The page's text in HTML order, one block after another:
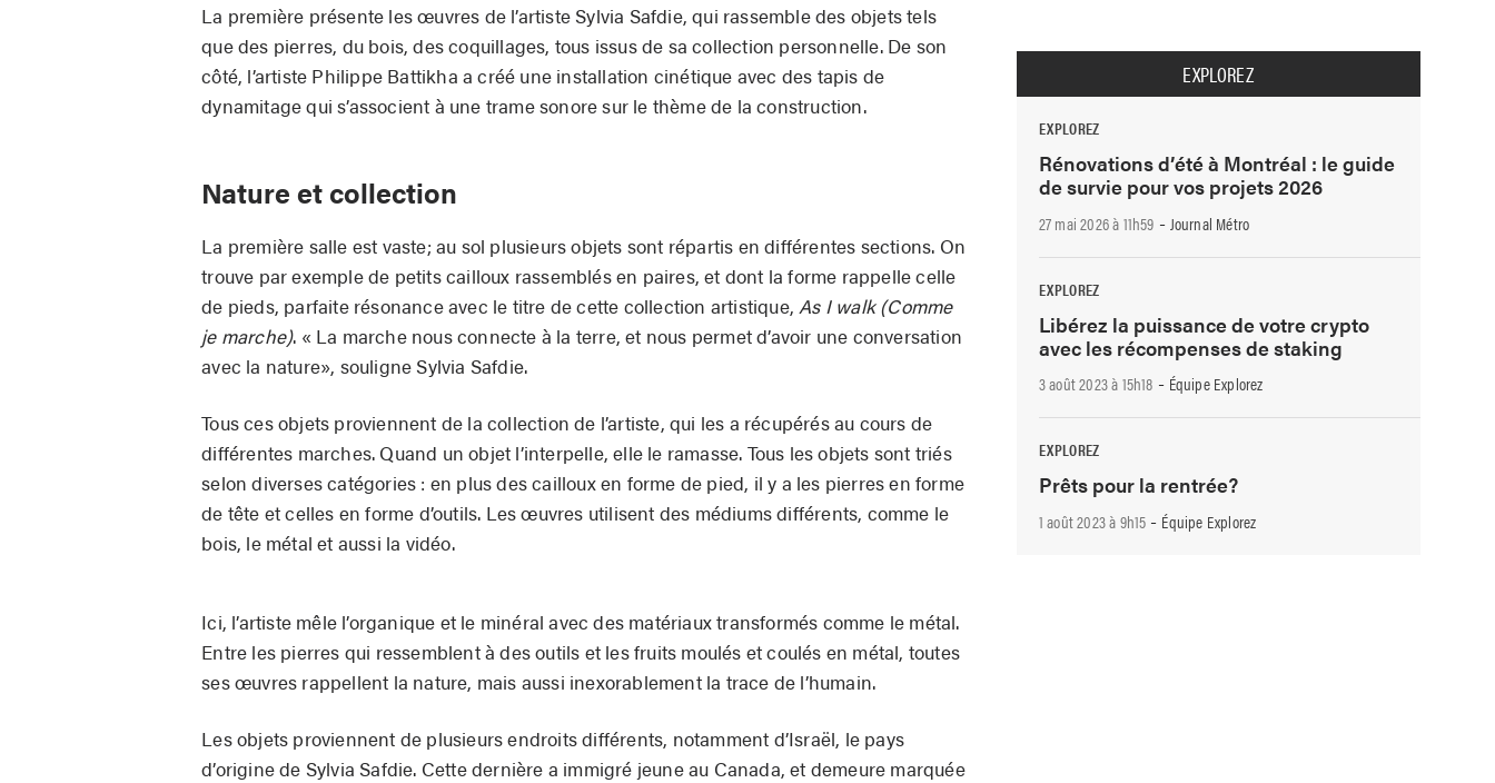
La première présente les œuvres de l’artiste Sylvia Safdie, qui rassemble des objets tels
que des pierres, du bois, des coquillages, tous issus de sa collection personnelle. De son
côté, l’artiste Philippe Battikha a créé une installation cinétique avec des tapis de
dynamitage qui s’associent à une trame sonore sur le thème de la construction.
Nature et collection
La première salle est vaste; au sol plusieurs objets sont répartis en différentes sections. On
trouve par exemple de petits cailloux rassemblés en paires, et dont la forme rappelle celle
de pieds, parfaite résonance avec le titre de cette collection artistique, As I walk (Comme
je marche). « La marche nous connecte à la terre, et nous permet d’avoir une conversation
avec la nature», souligne Sylvia Safdie.
Tous ces objets proviennent de la collection de l’artiste, qui les a récupérés au cours de
différentes marches. Quand un objet l’interpelle, elle le ramasse. Tous les objets sont triés
selon diverses catégories : en plus des cailloux en forme de pied, il y a les pierres en forme
de tête et celles en forme d’outils. Les œuvres utilisent des médiums différents, comme le
bois, le métal et aussi la vidéo.
Ici, l’artiste mêle l’organique et le minéral avec des matériaux transformés comme le métal.
Entre les pierres qui ressemblent à des outils et les fruits moulés et coulés en métal, toutes
ses œuvres rappellent la nature, mais aussi inexorablement la trace de l’humain.
Les objets proviennent de plusieurs endroits différents, notamment d’Israël, le pays
d’origine de Sylvia Safdie. Cette dernière a immigré jeune au Canada, et demeure marquée
EXPLOREZ
EXPLOREZ
Rénovations d’été à Montréal : le guide
de survie pour vos projets 2026
27 mai 2026 à 11h59 - Journal Métro
EXPLOREZ
Libérez la puissance de votre crypto
avec les récompenses de staking
3 août 2023 à 15h18 - Équipe Explorez
EXPLOREZ
Prêts pour la rentrée?
1 août 2023 à 9h15 - Équipe Explorez